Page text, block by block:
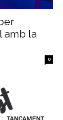
amb la
0